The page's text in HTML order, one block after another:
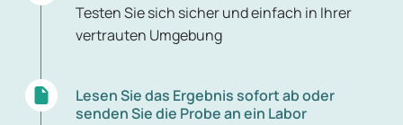
Testen Sie sich sicher und einfach in Ihrer
vertrauten Umgebung
Lesen Sie das Ergebnis sofort ab oder
senden Sie die Probe an ein Labor